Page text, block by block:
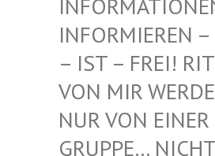
ORMATIONEN –
ORMIEREN –
ST – FREI!
MIR WERDEN,
VON EINER GRU
PPE… NICHT ANE